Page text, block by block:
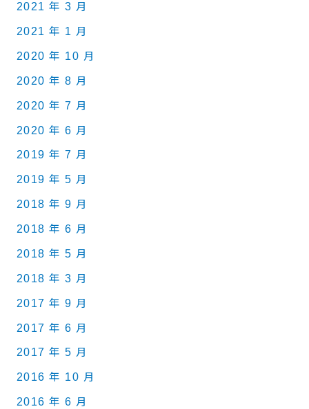
2021 年 3 月
2021 年 1 月
2020 年 10 月
2020 年 8 月
2020 年 7 月
2020 年 6 月
2019 年 7 月
2019 年 5 月
2018 年 9 月
2018 年 6 月
2018 年 5 月
2018 年 3 月
2017 年 9 月
2017 年 6 月
2017 年 5 月
2016 年 10 月
2016 年 6 月